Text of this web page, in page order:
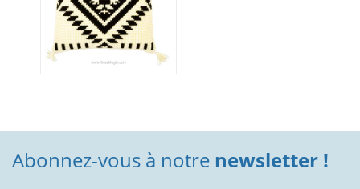
Abonnez-vous à notre newsletter !